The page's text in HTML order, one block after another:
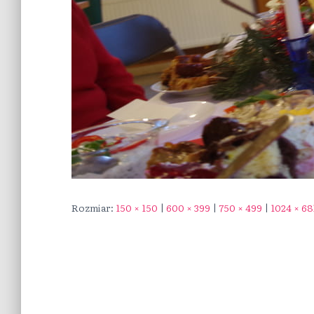
Rozmiar: 150 × 150 | 600 × 399 | 750 × 499 | 1024 ×